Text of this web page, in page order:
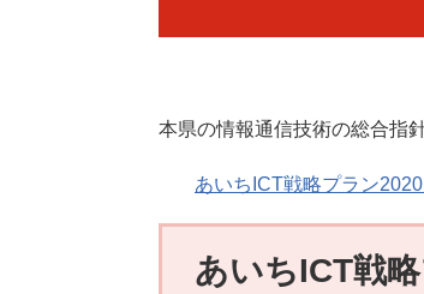
本県の情報通信技術の総合指
あいちICT戦略プラン
あいちICT戦